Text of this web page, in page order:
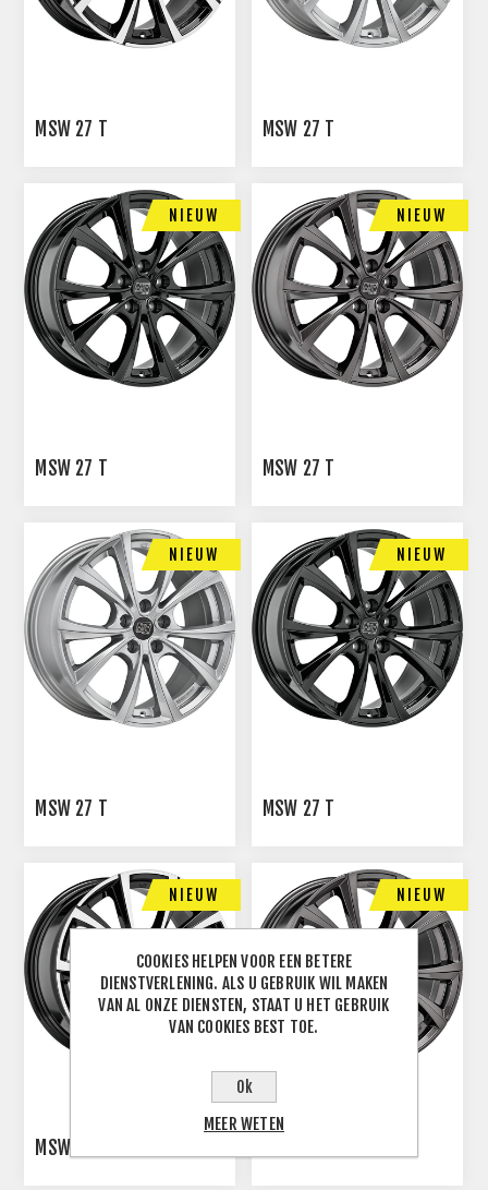
MSW 27 T MSW 27 T
NIEUW
MSW 27 T
NIEUW
MSW 27 T
NIEUW
MSW 27 T
NIEUW
MSW 27 T
NIEUW
MSW 27 T
NIEUW
COOKIES HELPEN VOOR EEN BETERE
DIENSTVERLENING. ALS U GEBRUIK WIL MAKEN
VAN AL ONZE DIENSTEN, STAAT U HET GEBRUIK
VAN COOKIES BEST TOE.
Ok
MEER WETEN